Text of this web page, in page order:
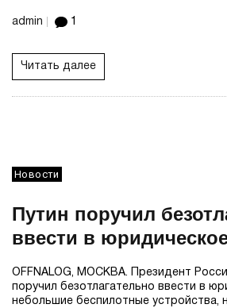
admin 1
Читать далее
Новости
Путин поручил
ввести в
небольшие
устройства
OFFNALOG, МОСКВА. Президент
поручил безотлагательно ввести в
небольшие беспилотные устройства,